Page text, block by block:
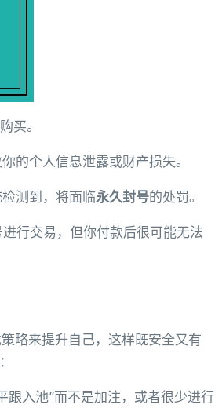
买。
的个人信息泄露或财产损失。
测到，将面临永久封号的处罚。
行交易，但你付款后很可能无法
略来提升自己，这样既安全又有
跟入池”而不是加注，或者很少进行